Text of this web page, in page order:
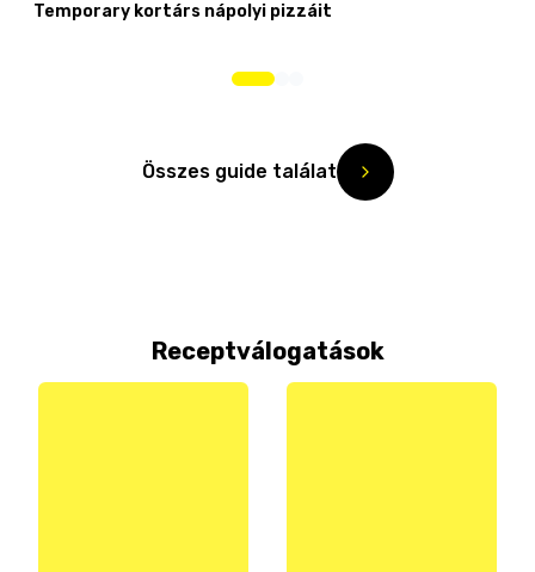
Temporary kortárs nápolyi pizzáit
Összes guide találat
Receptválogatások